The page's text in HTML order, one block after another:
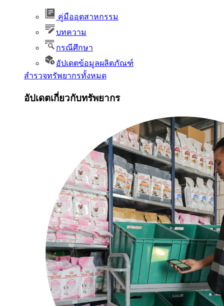
คู่มืออุตสาหกรรม
บทความ
กรณีศึกษา
อัปเดตข้อมูลผลิตภัณฑ์
สำรวจทรัพยากรทั้งหมด
อัปเดตเกี่ยวกับทรัพยากร